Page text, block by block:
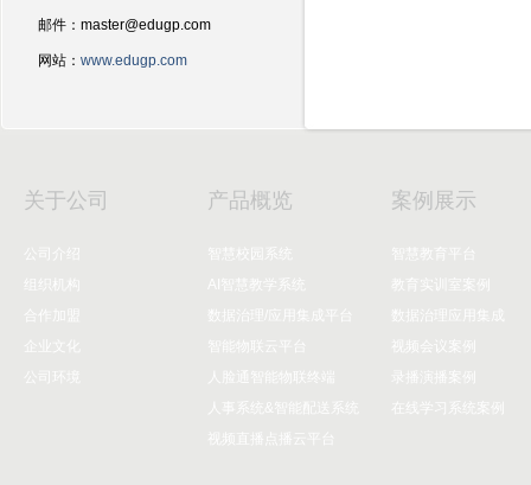
邮件：master@edugp.com
网站： www.edugp.com
关于公司 产品概览
AI智慧教学系统
人脸通智能物联终端
人事系统&智能配送系统
视频直播点播云平台
案例展示
教育实训室案例
视频会议案例
录播演播案例
在线学习系统案例